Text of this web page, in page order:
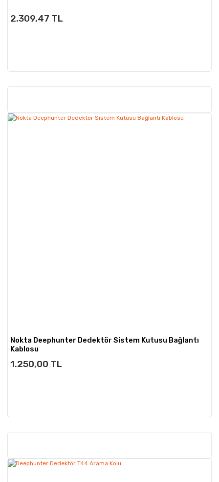
2.309,47 TL
Nokta Deephunter Dedektör Sistem Kutusu Bağlantı
Kablosu
1.250,00 TL